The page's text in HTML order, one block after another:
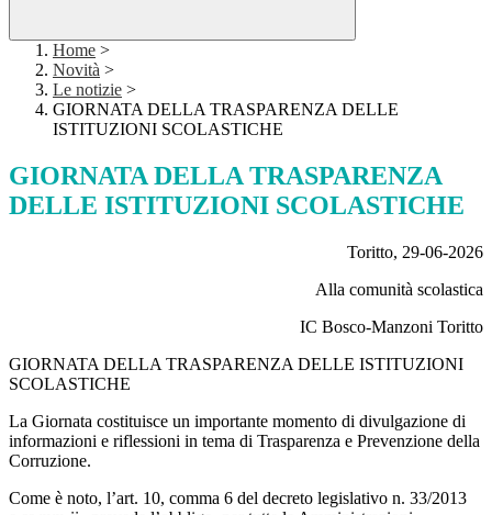
Home >
Novità >
Le notizie >
GIORNATA DELLA TRASPARENZA DELLE
ISTITUZIONI SCOLASTICHE
GIORNATA DELLA TRASPARENZA
DELLE ISTITUZIONI SCOLASTICHE
Toritto, 29-06-2026
Alla comunità scolastica
IC Bosco-Manzoni Toritto
GIORNATA DELLA TRASPARENZA DELLE ISTITUZIONI
SCOLASTICHE
La Giornata costituisce un importante momento di divulgazione di
informazioni e riflessioni in tema di Trasparenza e Prevenzione della
Corruzione.
Come è noto, l’art. 10, comma 6 del decreto legislativo n. 33/2013